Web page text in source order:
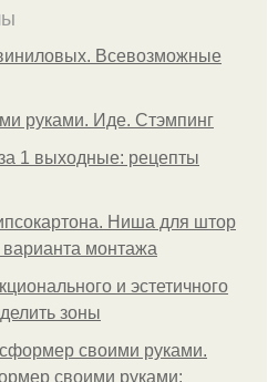
Всевозможные
руками. Иде. Стэмпинг
1 выходные: рецепты
Ниша для штор
монтажа
и эстетичного
зоны
своими руками.
своими руками: